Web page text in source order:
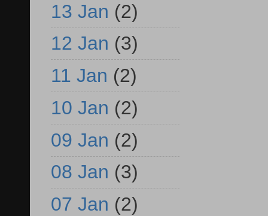
13 Jan (2)
12 Jan (3)
11 Jan (2)
10 Jan (2)
09 Jan (2)
08 Jan (3)
07 Jan (2)